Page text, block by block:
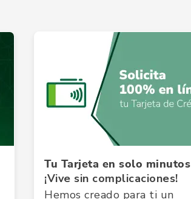
Tu Tarjeta en solo minutos
¡Vive sin complicaciones!
Hemos creado para ti un